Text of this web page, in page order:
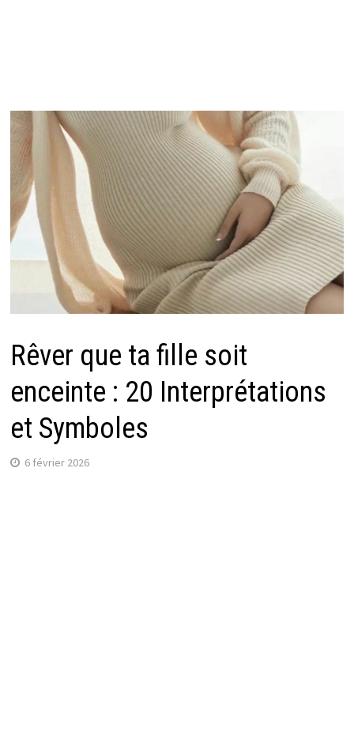
Rêver que ta fille soit
enceinte : 20 Interprétations
et Symboles
6 février 2026